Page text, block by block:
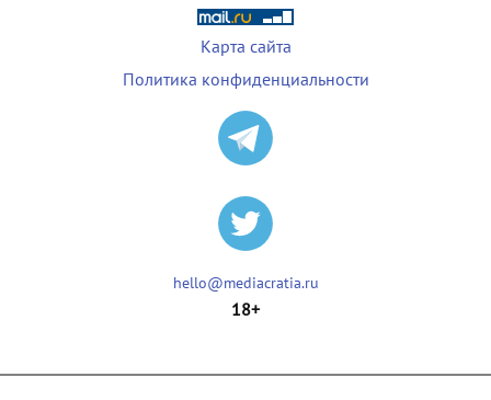
Карта сайта
Политика конфиденциальности
hello@mediacratia.ru
18+